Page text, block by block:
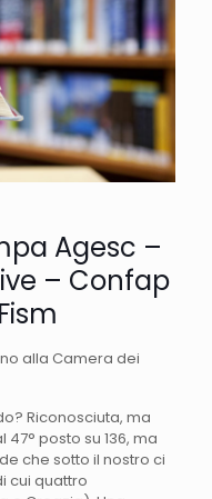
Agesc –
– Confap
alla Camera dei
Riconosciuta, ma
posto su 136, ma
che sotto il nostro ci
cui quattro